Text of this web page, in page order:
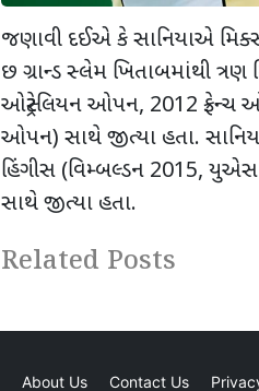
જણાવી દઈએ કે સાનિયાએ
છ ગ્રાન્ડ સ્લેમ ખિતાબમાંથી
ઓસ્ટ્રેલિયન ઓપન, 2012 ફ્રેન્ચ
ઓપન) સાથે જીત્યા હતા.
હિંગીસ (વિમ્બલ્ડન 2015,
સાથે જીત્યા હતા.
Related Posts
About Us Contact Us